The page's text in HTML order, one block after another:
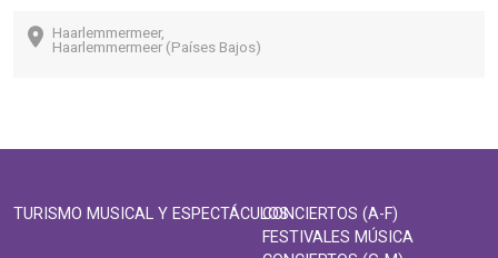
Haarlemmermeer,
Haarlemmermeer (Países Bajos)
TURISMO MUSICAL Y ESPECTÁCULOSCONCIERTOS (A-F)
FESTIVALES MÚSICA